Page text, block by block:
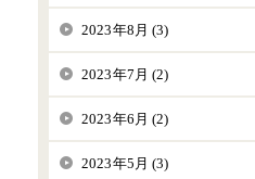
2023年8月 (3)
2023年7月 (2)
2023年6月 (2)
2023年5月 (3)